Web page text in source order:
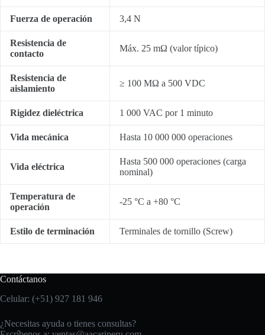
Fuerza de operación 3,4 N
Resistencia de
contacto
Máx. 25 mΩ (valor típico)
Resistencia de
aislamiento
≥ 100 MΩ a 500 VDC
Rigidez dieléctrica 1 000 VAC por 1 minuto
Vida mecánica Hasta 10 000 000 operaciones
Vida eléctrica
Hasta 500 000 operaciones (carga
nominal)
Temperatura de
operación
-25 °C a +80 °C
Estilo de terminación Terminales de tornillo (Screw)
Contáctanos
Celular: (+51) 927 181 946
¿Necesitas ayuda o tienes consultas?